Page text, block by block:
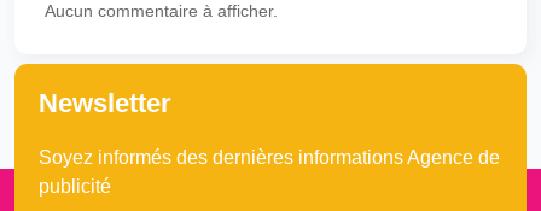
Aucun commentaire à afficher.
Newsletter
Soyez informés des dernières informations Agence de
publicité